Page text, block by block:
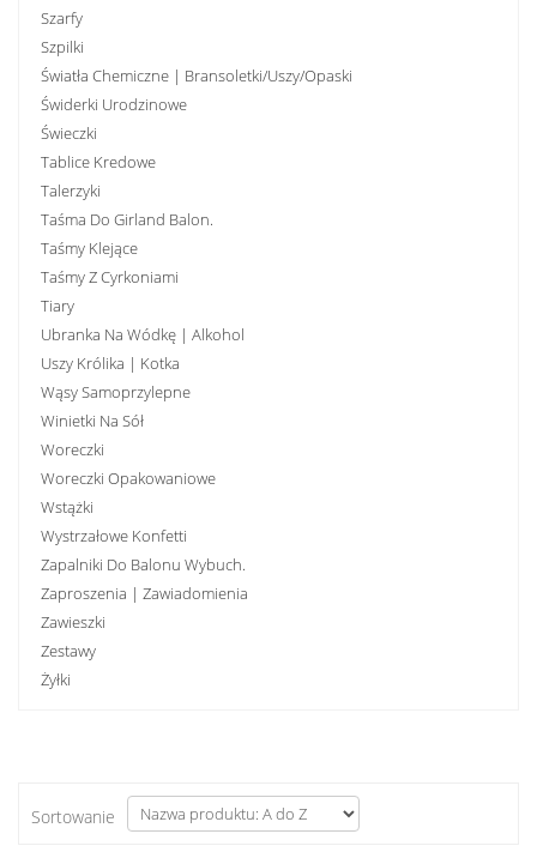
Szarfy
Szpilki
Światła Chemiczne | Bransoletki/uszy/opaski
Świderki Urodzinowe
Świeczki
Tablice Kredowe
Talerzyki
Taśma Do Girland Balon.
Taśmy Klejące
Taśmy Z Cyrkoniami
Tiary
Ubranka Na Wódkę | Alkohol
Uszy Królika | Kotka
Wąsy Samoprzylepne
Winietki Na Sół
Woreczki
Woreczki Opakowaniowe
Wstążki
Wystrzałowe Konfetti
Zapalniki Do Balonu Wybuch.
Zaproszenia | Zawiadomienia
Zawieszki
Zestawy
Żyłki
Sortowanie